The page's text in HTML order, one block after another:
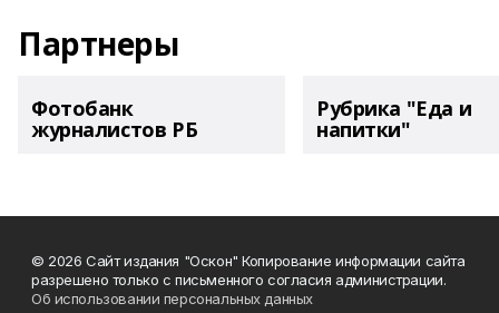
Партнеры
Фотобанк
журналистов РБ
Рубрика "Еда и
напитки"
© 2026 Сайт издания "Оскон" Копирование информации сайта
разрешено только с письменного согласия администрации.
Об использовании персональных данных